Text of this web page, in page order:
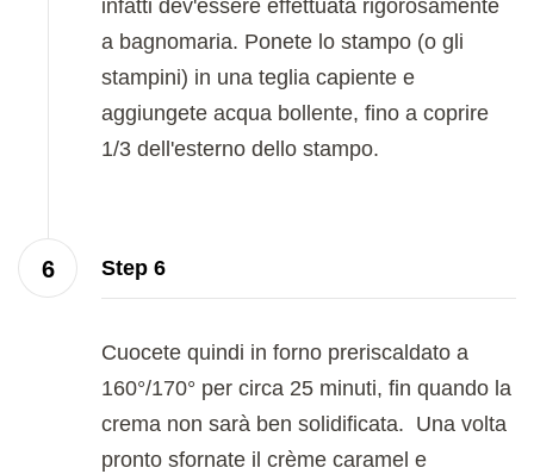
infatti dev'essere effettuata rigorosamente
a bagnomaria. Ponete lo stampo (o gli
stampini) in una teglia capiente e
aggiungete acqua bollente, fino a coprire
1/3 dell'esterno dello stampo.
Step 6
Cuocete quindi in forno preriscaldato a
160°/170° per circa 25 minuti, fin quando la
crema non sarà ben solidificata. Una volta
pronto sfornate il crème caramel e